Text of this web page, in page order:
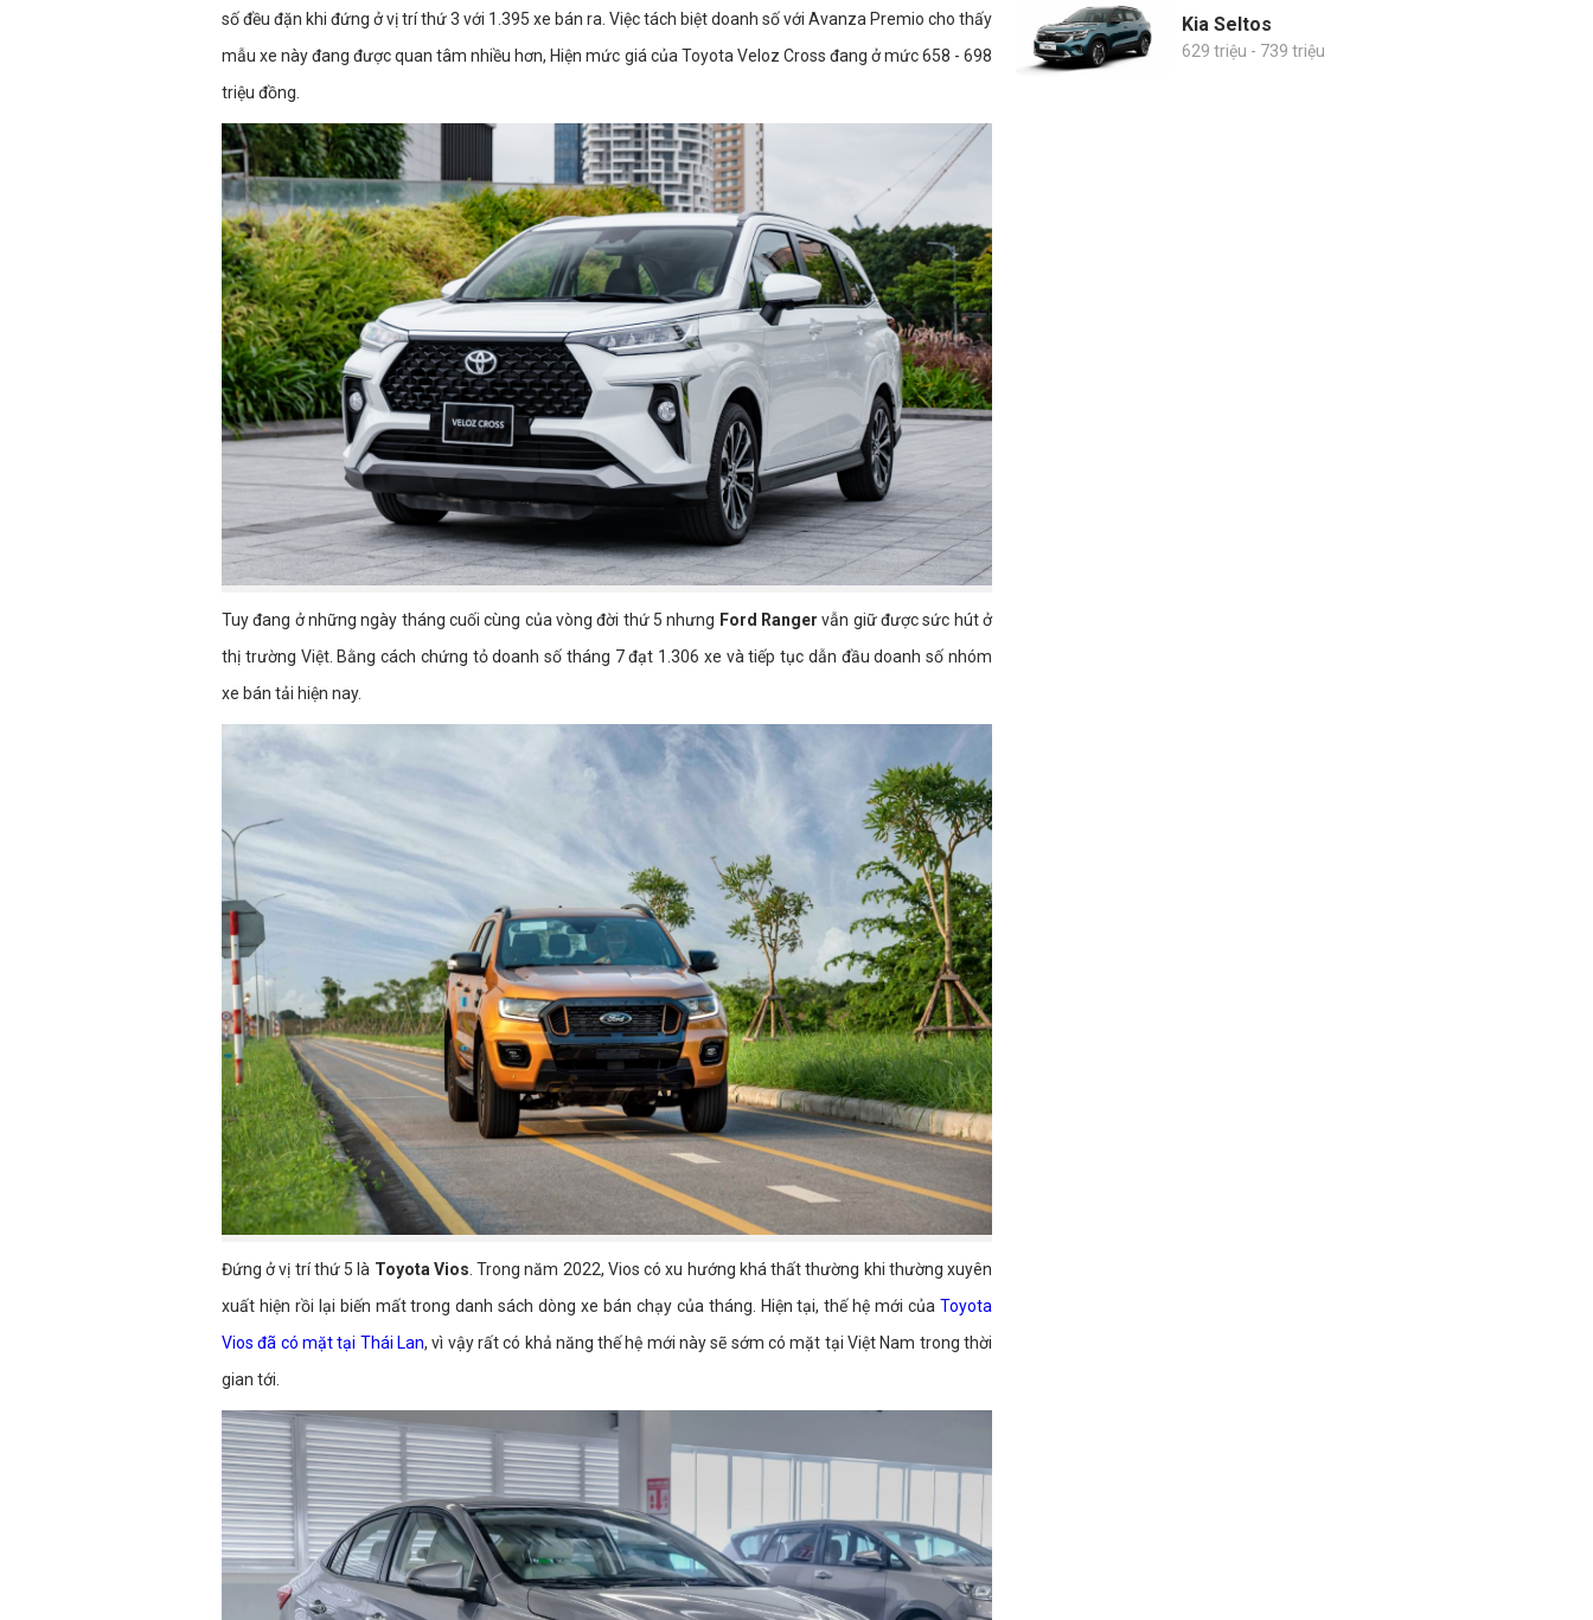
số đều đặn khi đứng ở vị trí thứ 3 với 1.395 xe bán ra. Việc tách biệt doanh số với Avanza Premio cho thấy
mẫu xe này đang được quan tâm nhiều hơn, Hiện mức giá của Toyota Veloz Cross đang ở mức 658 - 698
triệu đồng.
Tuy đang ở những ngày tháng cuối cùng của vòng đời thứ 5 nhưng Ford Ranger vẫn giữ được sức hút ở
thị trường Việt. Bằng cách chứng tỏ doanh số tháng 7 đạt 1.306 xe và tiếp tục dẫn đầu doanh số nhóm
xe bán tải hiện nay.
Đứng ở vị trí thứ 5 là Toyota Vios . Trong năm 2022, Vios có xu hướng khá thất thường khi thường xuyên
xuất hiện rồi lại biến mất trong danh sách dòng xe bán chạy của tháng. Hiện tại, thế hệ mới của Toyota
Vios đã có mặt tại Thái Lan, vì vậy rất có khả năng thế hệ mới này sẽ sớm có mặt tại Việt Nam trong thời
gian tới.
Kia Seltos
629 triệu - 739 triệu